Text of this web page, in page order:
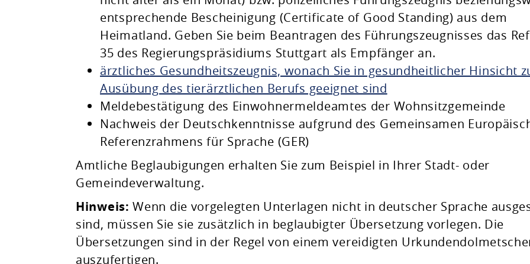
entsprechende Bescheinigung (Certificate of Good Standing) aus dem
Heimatland. Geben Sie beim Beantragen des Führungszeugnisses das
35 des Regierungspräsidiums Stuttgart als Empfänger an.
ärztliches Gesundheitszeugnis, wonach Sie in gesundheitlicher Hinsicht
Ausübung des tierärztlichen Berufs geeignet sind
Meldebestätigung des Einwohnermeldeamtes der Wohnsitzgemeinde
Nachweis der Deutschkenntnisse aufgrund des Gemeinsamen
Referenzrahmens für Sprache (GER)
Amtliche Beglaubigungen erhalten Sie zum Beispiel in Ihrer Stadt- oder
Gemeindeverwaltung.
Hinweis: Wenn die vorgelegten Unterlagen nicht in deutscher Sprache
sind, müssen Sie sie zusätzlich in beglaubigter Übersetzung vorlegen. Die
Übersetzungen sind in der Regel von einem vereidigten
auszufertigen.